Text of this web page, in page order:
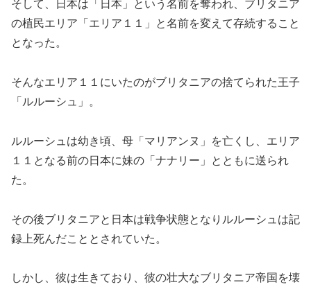
そして、日本は「日本」という名前を奪われ、ブリタニア
の植民エリア「エリア１１」と名前を変えて存続すること
となった。
そんなエリア１１にいたのがブリタニアの捨てられた王子
「ルルーシュ」。
ルルーシュは幼き頃、母「マリアンヌ」を亡くし、エリア
１１となる前の日本に妹の「ナナリー」とともに送られ
た。
その後ブリタニアと日本は戦争状態となりルルーシュは記
録上死んだこととされていた。
しかし、彼は生きており、彼の壮大なブリタニア帝国を壊